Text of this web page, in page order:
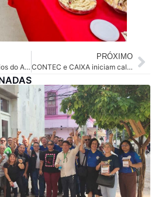
Sindicato dos Bancários do Amazonas visita a Agência Barco da Caixa Econômica Federal – Agência Chico Mendes
PRÓXIMO
CONTEC e CAIXA iniciam calendário de negociações coletivas para o ACT 2026